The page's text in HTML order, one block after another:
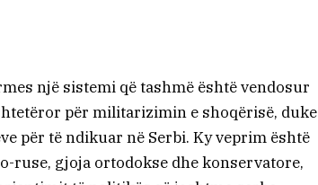
një sistemi që tashmë është vendosur
për militarizimin e shoqërisë, duke
për të ndikuar në Serbi. Ky veprim është
ruse, gjoja ortodokse dhe konservatore,